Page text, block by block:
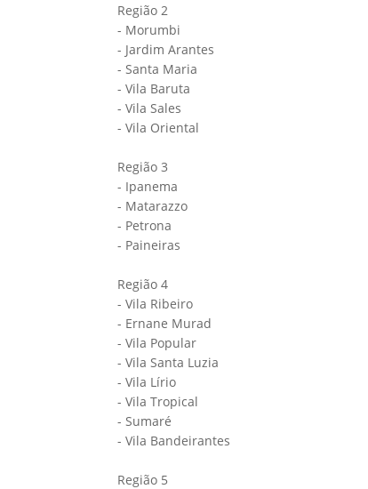
Região 2
- Morumbi
- Jardim Arantes
- Santa Maria
- Vila Baruta
- Vila Sales
- Vila Oriental
Região 3
- Ipanema
- Matarazzo
- Petrona
- Paineiras
Região 4
- Vila Ribeiro
- Ernane Murad
- Vila Popular
- Vila Santa Luzia
- Vila Lírio
- Vila Tropical
- Sumaré
- Vila Bandeirantes
Região 5